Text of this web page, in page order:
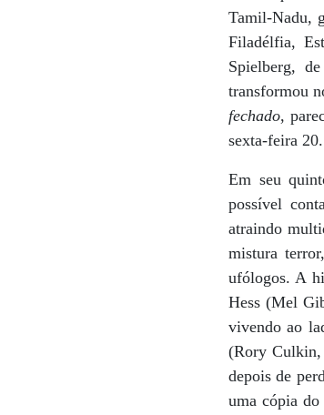
Tamil-Nadu,
Filadélfia,
Spielberg,
transformou
fechado,
sexta-feira 20.
Em seu
possível
atraindo
mistura
ufólogos. A
Hess (Mel
vivendo ao
(Rory Culkin,
depois de
uma cópia do